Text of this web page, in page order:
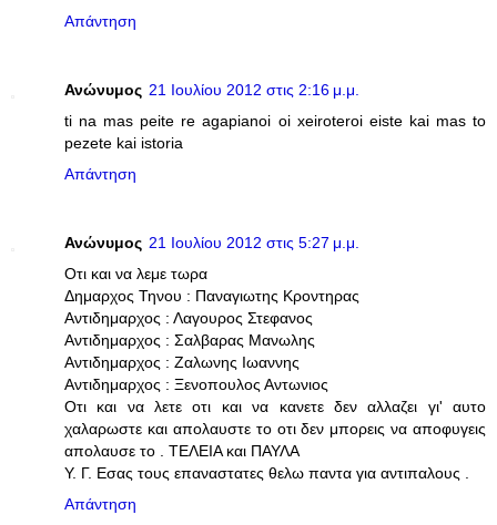
Απάντηση
Ανώνυμος 21 Ιουλίου 2012 στις 2:16 μ.μ.
ti na mas peite re agapianoi oi xeiroteroi eiste kai mas to
pezete kai istoria
Απάντηση
Ανώνυμος 21 Ιουλίου 2012 στις 5:27 μ.μ.
Οτι και να λεμε τωρα
Δημαρχος Τηνου : Παναγιωτης Κροντηρας
Αντιδημαρχος : Λαγουρος Στεφανος
Αντιδημαρχος : Σαλβαρας Μανωλης
Αντιδημαρχος : Ζαλωνης Ιωαννης
Αντιδημαρχος : Ξενοπουλος Αντωνιος
Οτι και να λετε οτι και να κανετε δεν αλλαζει γι' αυτο
χαλαρωστε και απολαυστε το οτι δεν μπορεις να αποφυγεις
απολαυσε το . ΤΕΛΕΙΑ και ΠΑΥΛΑ
Υ. Γ. Εσας τους επαναστατες θελω παντα για αντιπαλους .
Απάντηση